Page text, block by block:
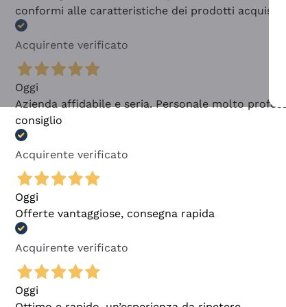
conformi alle caratteristiche dei prodotti acquistati
Acquirente verificato
Oggi
Azienda affidabile e seria. Personale molto
consiglio
Acquirente verificato
Oggi
Offerte vantaggiose, consegna rapida
Acquirente verificato
Oggi